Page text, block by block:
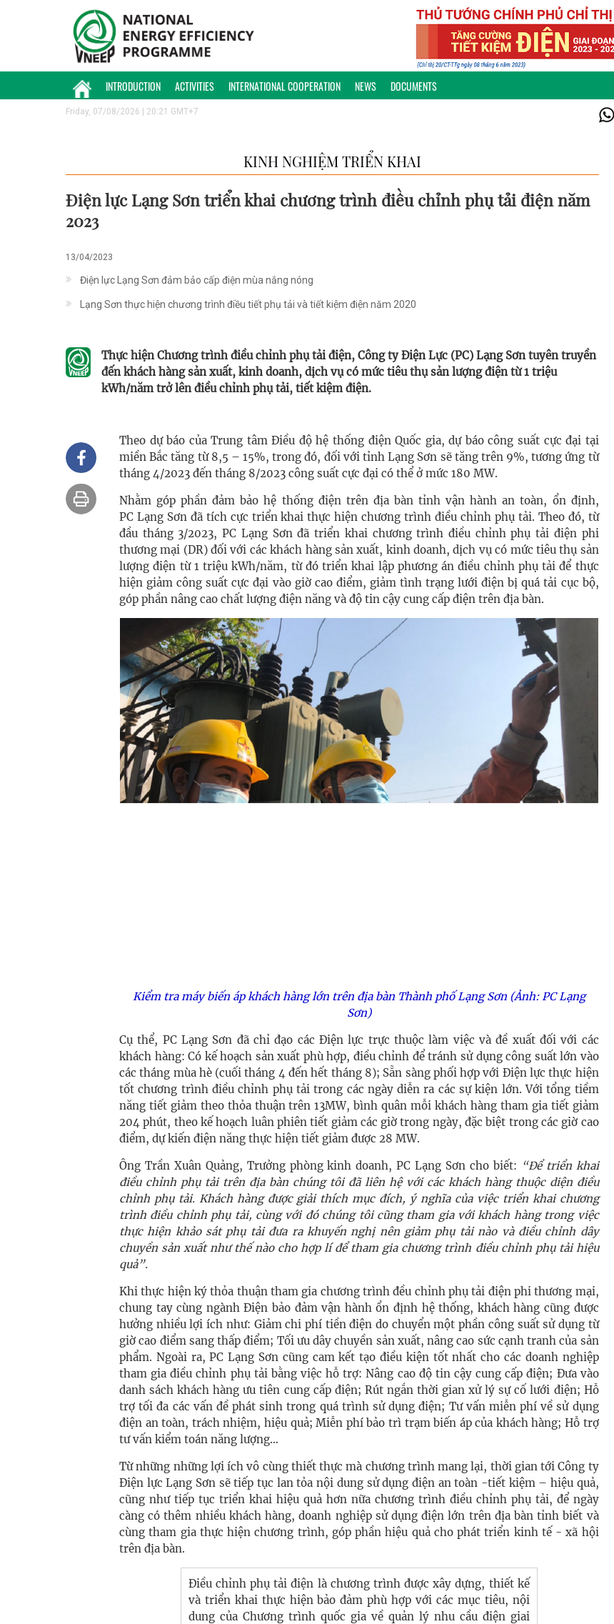
INTRODUCTION ACTIVITIES INTERNATIONAL COOPERATION NEWS DOCUMENTS
Friday, 07/08/2026 | 20:21 GMT+7
KINH NGHIỆM TRIỂN KHAI
Điện lực Lạng Sơn triển khai chương trình điều chỉnh phụ tải điện năm
2023
13/04/2023
Điện lực Lạng Sơn đảm bảo cấp điện mùa nắng nóng
Lạng Sơn thực hiện chương trình điều tiết phụ tải và tiết kiệm điện năm 2020
Thực hiện Chương trình điều chỉnh phụ tải điện, Công ty Điện Lực (PC) Lạng Sơn tuyên truyền
đến khách hàng sản xuất, kinh doanh, dịch vụ có mức tiêu thụ sản lượng điện từ 1 triệu
kWh/năm trở lên điều chỉnh phụ tải, tiết kiệm điện.
Theo dự báo của Trung tâm Điều độ hệ thống điện Quốc gia, dự báo công suất cực đại tại
miền Bắc tăng từ 8,5 – 15%, trong đó, đối với tỉnh Lạng Sơn sẽ tăng trên 9%, tương ứng từ
tháng 4/2023 đến tháng 8/2023 công suất cực đại có thể ở mức 180 MW.
Nhằm góp phần đảm bảo hệ thống điện trên địa bàn tỉnh vận hành an toàn, ổn định,
PC Lạng Sơn đã tích cực triển khai thực hiện chương trình điều chỉnh phụ tải. Theo đó, từ
đầu tháng 3/2023, PC Lạng Sơn đã triển khai chương trình điều chỉnh phụ tải điện phi
thương mại (DR) đối với các khách hàng sản xuất, kinh doanh, dịch vụ có mức tiêu thụ sản
lượng điện từ 1 triệu kWh/năm, từ đó triển khai lập phương án điều chỉnh phụ tải để thực
hiện giảm công suất cực đại vào giờ cao điểm, giảm tình trạng lưới điện bị quá tải cục bộ,
góp phần nâng cao chất lượng điện năng và độ tin cậy cung cấp điện trên địa bàn.
Kiểm tra máy biến áp khách hàng lớn trên địa bàn Thành phố Lạng Sơn (Ảnh: PC Lạng
Sơn)
Cụ thể, PC Lạng Sơn đã chỉ đạo các Điện lực trực thuộc làm việc và đề xuất đối với các
khách hàng: Có kế hoạch sản xuất phù hợp, điều chỉnh để tránh sử dụng công suất lớn vào
các tháng mùa hè (cuối tháng 4 đến hết tháng 8); Sẵn sàng phối hợp với Điện lực thực hiện
tốt chương trình điều chỉnh phụ tải trong các ngày diễn ra các sự kiện lớn. Với tổng tiềm
năng tiết giảm theo thỏa thuận trên 13MW, bình quân mỗi khách hàng tham gia tiết giảm
204 phút, theo kế hoạch luân phiên tiết giảm các giờ trong ngày, đặc biệt trong các giờ cao
điểm, dự kiến điện năng thực hiện tiết giảm được 28 MW.
Ông Trần Xuân Quảng, Trưởng phòng kinh doanh, PC Lạng Sơn cho biết: “Để triển khai
điều chỉnh phụ tải trên địa bàn chúng tôi đã liên hệ với các khách hàng thuộc diện điều
chỉnh phụ tải. Khách hàng được giải thích mục đích, ý nghĩa của việc triển khai chương
trình điều chỉnh phụ tải, cùng với đó chúng tôi cũng tham gia với khách hàng trong việc
thực hiện khảo sát phụ tải đưa ra khuyến nghị nên giảm phụ tải nào và điều chỉnh dây
chuyền sản xuất như thế nào cho hợp lí để tham gia chương trình điều chỉnh phụ tải hiệu
quả”.
Khi thực hiện ký thỏa thuận tham gia chương trình đều chỉnh phụ tải điện phi thương mại,
chung tay cùng ngành Điện bảo đảm vận hành ổn định hệ thống, khách hàng cũng được
hưởng nhiều lợi ích như: Giảm chi phí tiền điện do chuyển một phần công suất sử dụng từ
giờ cao điểm sang thấp điểm; Tối ưu dây chuyền sản xuất, nâng cao sức cạnh tranh của sản
phẩm. Ngoài ra, PC Lạng Sơn cũng cam kết tạo điều kiện tốt nhất cho các doanh nghiệp
tham gia điều chỉnh phụ tải bằng việc hỗ trợ: Nâng cao độ tin cậy cung cấp điện; Đưa vào
danh sách khách hàng ưu tiên cung cấp điện; Rút ngắn thời gian xử lý sự cố lưới điện; Hỗ
trợ tối đa các vấn đề phát sinh trong quá trình sử dụng điện; Tư vấn miễn phí về sử dụng
điện an toàn, trách nhiệm, hiệu quả; Miễn phí bảo trì trạm biến áp của khách hàng; Hỗ trợ
tư vấn kiểm toán năng lượng…
Từ những những lợi ích vô cùng thiết thực mà chương trình mang lại, thời gian tới Công ty
Điện lực Lạng Sơn sẽ tiếp tục lan tỏa nội dung sử dụng điện an toàn -tiết kiệm – hiệu quả,
cũng như tiếp tục triển khai hiệu quả hơn nữa chương trình điều chỉnh phụ tải, để ngày
càng có thêm nhiều khách hàng, doanh nghiệp sử dụng điện lớn trên địa bàn tỉnh biết và
cùng tham gia thực hiện chương trình, góp phần hiệu quả cho phát triển kinh tế - xã hội
trên địa bàn.
Điều chỉnh phụ tải điện là chương trình được xây dựng, thiết kế
và triển khai thực hiện bảo đảm phù hợp với các mục tiêu, nội
dung của Chương trình quốc gia về quản lý nhu cầu điện giai